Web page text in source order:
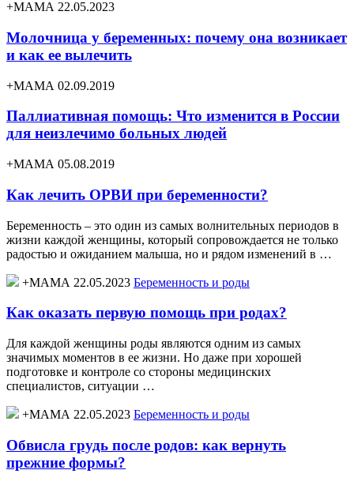
+МАМА 22.05.2023
Молочница у беременных: почему она возникает
и как ее вылечить
+МАМА 02.09.2019
Паллиативная помощь: Что изменится в России
для неизлечимо больных людей
+МАМА 05.08.2019
Как лечить ОРВИ при беременности?
Беременность – это один из самых волнительных периодов в
жизни каждой женщины, который сопровождается не только
радостью и ожиданием малыша, но и рядом изменений в …
+МАМА 22.05.2023 Беременность и роды
Как оказать первую помощь при родах?
Для каждой женщины роды являются одним из самых
значимых моментов в ее жизни. Но даже при хорошей
подготовке и контроле со стороны медицинских
специалистов, ситуации …
+МАМА 22.05.2023 Беременность и роды
Обвисла грудь после родов: как вернуть
прежние формы?